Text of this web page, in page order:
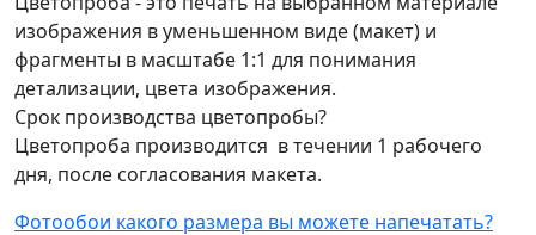
изображения в уменьшенном виде (макет) и
фрагменты в масштабе 1:1 для понимания
детализации, цвета изображения.
Срок производства цветопробы?
Цветопроба производится в течении 1 рабочего
дня, после согласования макета.
Фотообои какого размера вы можете напечатать?